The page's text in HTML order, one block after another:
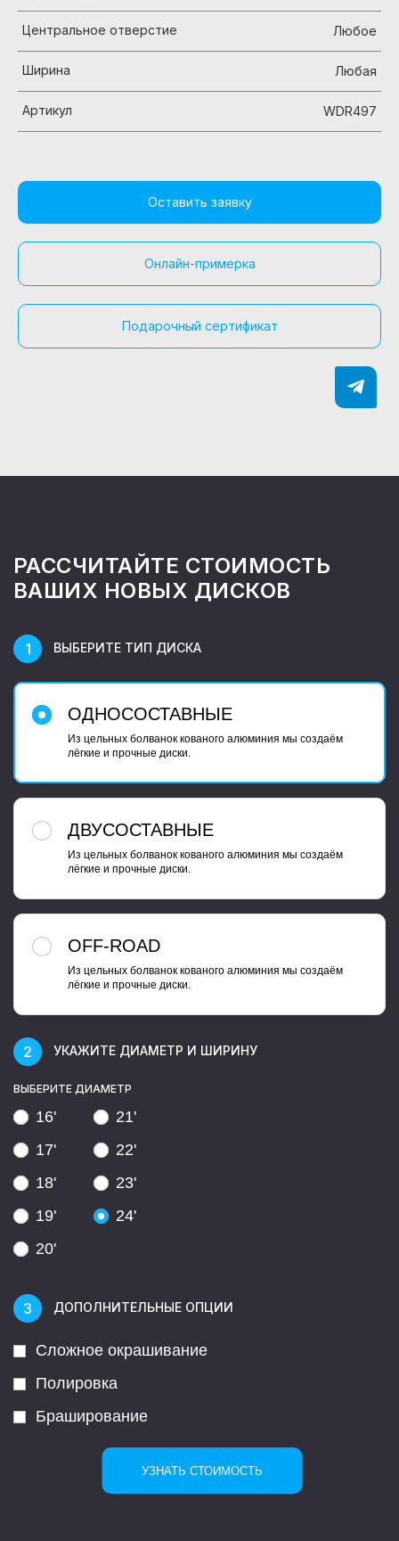
Центральное отверстие Любое
Ширина Любая
Артикул WDR497
Оставить заявку
Онлайн-примерка
Подарочный сертификат
РАССЧИТАЙТЕ СТОИМОСТЬ
ВАШИХ НОВЫХ ДИСКОВ
ВЫБЕРИТЕ ТИП ДИСКА
ОДНОСОСТАВНЫЕ
Из цельных болванок кованого алюминия мы создаём
лёгкие и прочные диски.
ДВУСОСТАВНЫЕ
Из цельных болванок кованого алюминия мы создаём
лёгкие и прочные диски.
OFF-ROAD
Из цельных болванок кованого алюминия мы создаём
лёгкие и прочные диски.
УКАЖИТЕ ДИАМЕТР И ШИРИНУ
ВЫБЕРИТЕ ДИАМЕТР
16'
17'
18'
19'
20'
21'
22'
23'
24'
ДОПОЛНИТЕЛЬНЫЕ ОПЦИИ
Сложное окрашивание
Полировка
Браширование